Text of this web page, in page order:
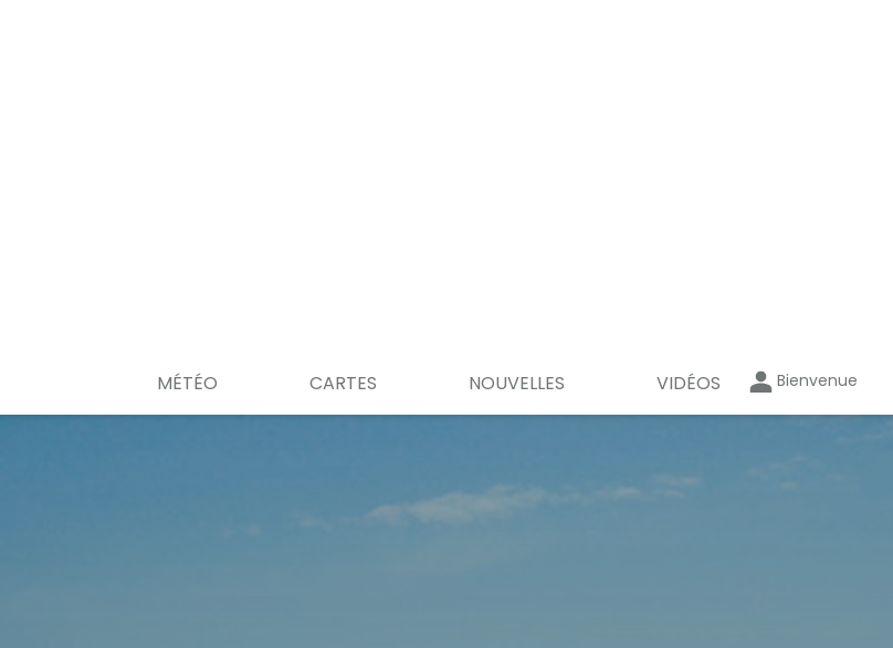
MÉTÉO CARTES NOUVELLES VIDÉOS Bienvenue